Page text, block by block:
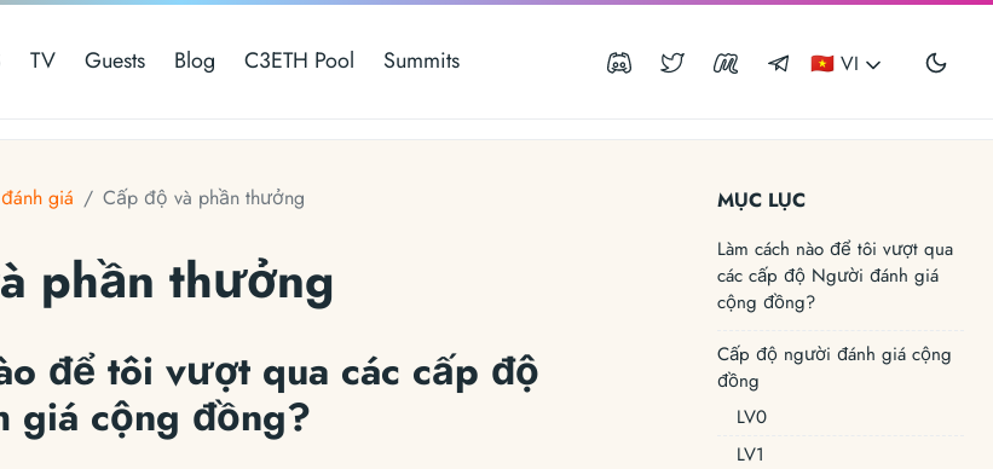
TV Guests Blog C3ETH Pool Summits 🇻🇳 VI
MỤC LỤC
Làm cách nào để tôi vượt qua
các cấp độ Người đánh giá
cộng đồng?
Cấp độ người đánh giá cộng
đồng
LV0
LV1
giá Cấp độ và phần thưởng
phần thưởng
để tôi vượt qua các cấp độ
giá cộng đồng?